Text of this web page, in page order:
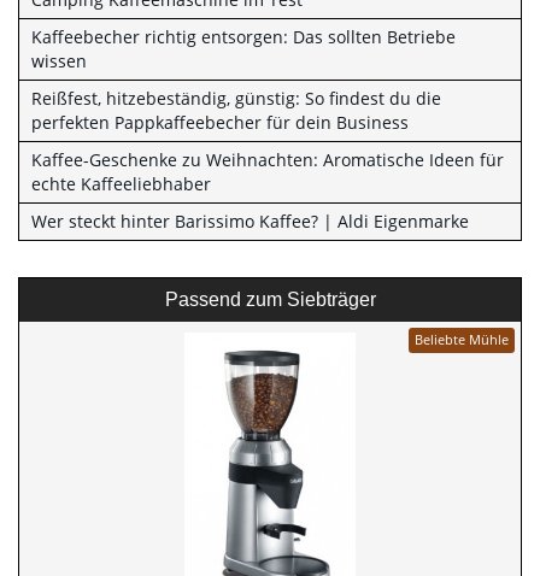
Kaffeebecher richtig entsorgen: Das sollten Betriebe
wissen
Reißfest, hitzebeständig, günstig: So findest du die
perfekten Pappkaffeebecher für dein Business
Kaffee-Geschenke zu Weihnachten: Aromatische Ideen für
echte Kaffeeliebhaber
Wer steckt hinter Barissimo Kaffee? | Aldi Eigenmarke
Passend zum Siebträger
Beliebte Mühle